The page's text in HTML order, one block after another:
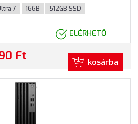
7 16GB 512GB SSD
ELÉRHETŐ
Ft kosárba